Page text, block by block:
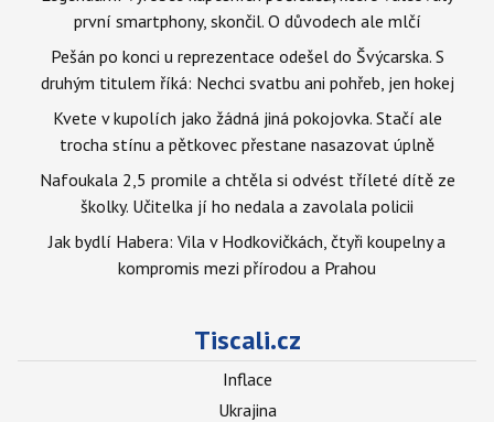
první smartphony, skončil. O důvodech ale mlčí
Pešán po konci u reprezentace odešel do Švýcarska. S
druhým titulem říká: Nechci svatbu ani pohřeb, jen hokej
Kvete v kupolích jako žádná jiná pokojovka. Stačí ale
trocha stínu a pětkovec přestane nasazovat úplně
Nafoukala 2,5 promile a chtěla si odvést tříleté dítě ze
školky. Učitelka jí ho nedala a zavolala policii
Jak bydlí Habera: Vila v Hodkovičkách, čtyři koupelny a
kompromis mezi přírodou a Prahou
Tiscali.cz
Inflace
Ukrajina